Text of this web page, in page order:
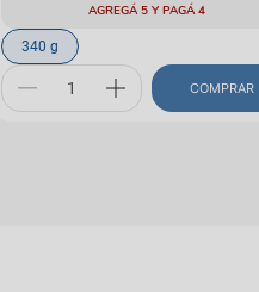
AGREGÁ 5 Y PAGÁ 4
340 g
COMPRAR